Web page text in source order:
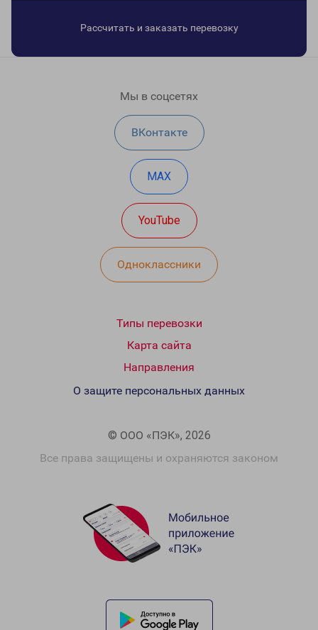
Рассчитать и заказать перевозку
Мы в соцсетях
ВКонтакте
MAX
YouTube
Одноклассники
Типы перевозки
Карта сайта
Направления
© ООО «ПЭК», 2026
Все права защищены и охраняются законом
О защите персональных данных